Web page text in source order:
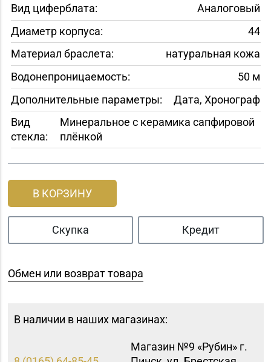
Вид циферблата:
Аналоговый
Диаметр корпуса:
44
Материал браслета:
натуральная кожа
Водонепроницаемость:
50 м
Дополнительные параметры:
Дата, Хронограф
Вид
стекла:
Минеральное с керамика сапфировой
плёнкой
В КОРЗИНУ
Скупка Кредит
Обмен или возврат товара
В наличии в наших магазинах:
Магазин №9 «Рубин» г.